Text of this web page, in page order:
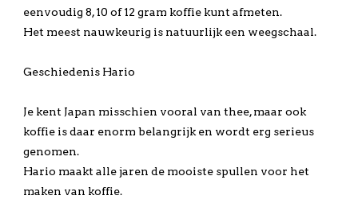
eenvoudig 8, 10 of 12 gram koffie kunt afmeten.
Het meest nauwkeurig is natuurlijk een weegschaal.
Geschiedenis Hario
Je kent Japan misschien vooral van thee, maar ook
koffie is daar enorm belangrijk en wordt erg serieus
genomen.
Hario maakt alle jaren de mooiste spullen voor het
maken van koffie.